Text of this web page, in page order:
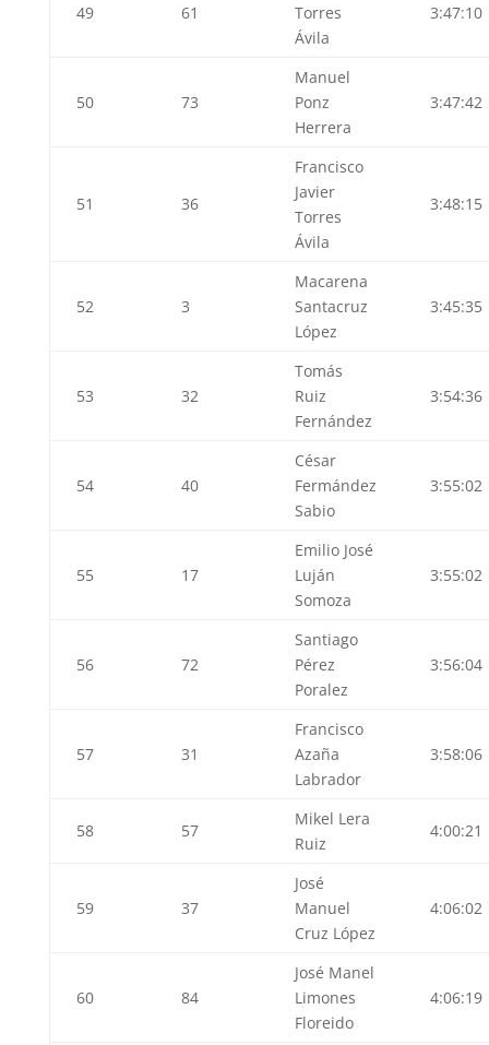
49 61
Torres
Ávila
3:47:10
50 73
Manuel
Ponz
Herrera
3:47:42
51 36
Francisco
Javier
Torres
Ávila
3:48:15
52 3
Macarena
Santacruz
López
3:45:35
53 32
Tomás
Ruiz
Fernández
3:54:36
54 40
César
Fermández
Sabio
3:55:02
55 17
Emilio José
Luján
Somoza
3:55:02
56 72
Santiago
Pérez
Poralez
3:56:04
57 31
Francisco
Azaña
Labrador
3:58:06
58 57
Mikel Lera
Ruiz
4:00:21
59 37
José
Manuel
Cruz López
4:06:02
60 84
José Manel
Limones
Floreido
4:06:19